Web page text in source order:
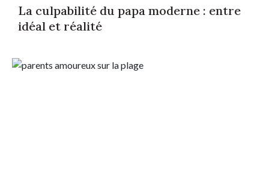
La culpabilité du papa moderne : entre
idéal et réalité